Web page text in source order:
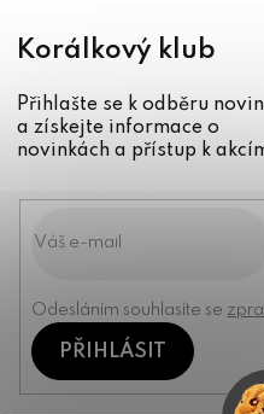
Korálkový klub
Přihlašte se k odběru
a získejte informace o
novinkách a přístup k
Odesláním souhlasíte se
PŘIHLÁSIT